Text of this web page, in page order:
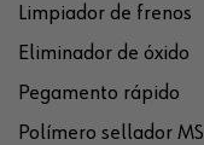
Limpiador de frenos
Eliminador de óxido
Pegamento rápido
Polímero sellador MS